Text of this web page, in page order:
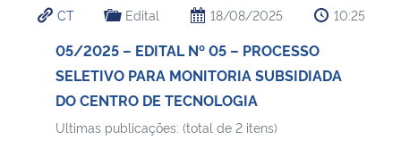
Ministério da Cidadania
Ministério de Minas e Energia
CT Edital 18/08/2025 10:25
05/2025 – EDITAL Nº 05 – PROCESSO
SELETIVO PARA MONITORIA SUBSIDIADA
DO CENTRO DE TECNOLOGIA
Ultimas publicações: (total de 2 itens)